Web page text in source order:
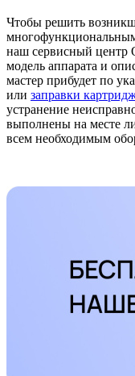
Чтобы решить
наш сервисный
модель аппарата и
мастер прибудет по
или заправки
устранение
выполнены на месте
всем необходимым